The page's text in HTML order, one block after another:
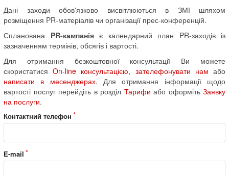
Дані заходи обов'язково висвітлюються в ЗМІ шляхом
розміщення PR-матеріалів чи організації прес-конференцій.
Спланована PR-кампаніяє календарний план PR-заходів із
зазначенням термінів, обсягів і вартості.
Для отримання безкоштовної консультації Ви можете
скористатисяOn-line консультацією, зателефонувати нам або
написати в месенджерах. Для отримання інформації щодо
вартості послуг перейдіть в розділ Тарифи або оформіть Заявку
на послуги.
Контактний телефон
E-mail